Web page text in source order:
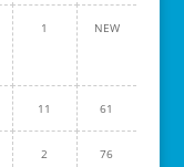
1 NEW
11 61
2 76